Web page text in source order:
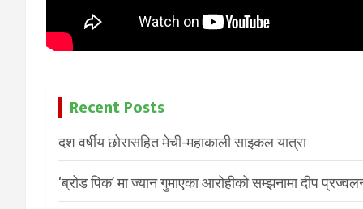
Recent Posts
दश वर्षीय छोरासहित मेची-महाकाली साइकल यात्रा
‘ब्रोड पिक’ मा ज्यान गुमाएका आरोहीको सम्झनामा दीप